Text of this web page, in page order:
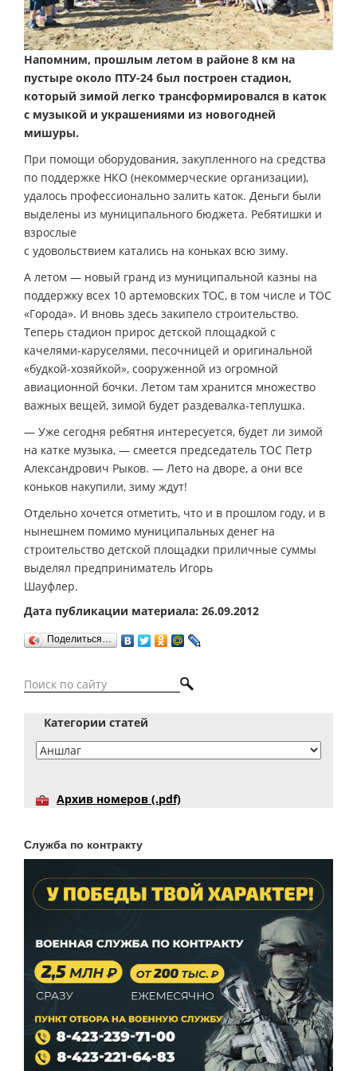
Напомним, прошлым летом в районе 8 км на
пустыре около ПТУ-24 был построен стадион,
который зимой легко трансформировался в каток
с музыкой и украшениями из новогодней
мишуры.
При помощи оборудования, закупленного на средства
по поддержке НКО (некоммерческие организации),
удалось профессионально залить каток. Деньги были
выделены из муниципального бюджета. Ребятишки и
взрослые
с удовольствием катались на коньках всю зиму.
А летом — новый гранд из муниципальной казны на
поддержку всех 10 артемовских ТОС, в том числе и ТОС
«Города». И вновь здесь закипело строительство.
Теперь стадион прирос детской площадкой с
качелями-каруселями, песочницей и оригинальной
«будкой-хозяйкой», сооруженной из огромной
авиационной бочки. Летом там хранится множество
важных вещей, зимой будет раздевалка-теплушка.
— Уже сегодня ребятня интересуется, будет ли зимой
на катке музыка, — смеется председатель ТОС Петр
Александрович Рыков. — Лето на дворе, а они все
коньков накупили, зиму ждут!
Отдельно хочется отметить, что и в прошлом году, и в
нынешнем помимо муниципальных денег на
строительство детской площадки приличные суммы
выделял предприниматель Игорь
Шауфлер.
Дата публикации материала: 26.09.2012
Поделиться…
Категории статей
Архив номеров (.pdf)
Служба по контракту